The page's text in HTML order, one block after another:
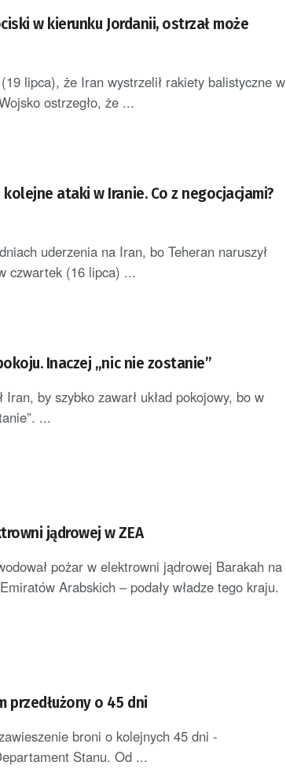
w kierunku Jordanii, ostrzał może
lipca), że Iran wystrzelił rakiety balistyczne w
ostrzegło, że ...
ataki w Iranie. Co z negocjacjami?
uderzenia na Iran, bo Teheran naruszył
czwartek (16 lipca) ...
Inaczej „nic nie zostanie”
by szybko zawarł układ pokojowy, bo w
...
jądrowej w ZEA
pożar w elektrowni jądrowej Barakah na
Arabskich – podały władze tego kraju.
przedłużony o 45 dni
broni o kolejnych 45 dni -
Stanu. Od ...